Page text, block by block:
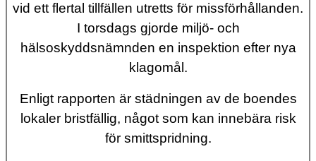
vid ett flertal tillfällen utretts för missförhållanden.
I torsdags gjorde miljö- och
hälsoskyddsnämnden en inspektion efter nya
klagomål.
Enligt rapporten är städningen av de boendes
lokaler bristfällig, något som kan innebära risk
för smittspridning.